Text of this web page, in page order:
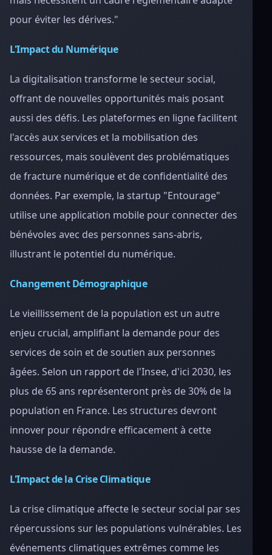
pour éviter les dérives."
L'Impact du Numérique
La digitalisation transforme le secteur social,
offrant de nouvelles opportunités mais posant
aussi des défis. Les plateformes en ligne facilitent
l'accès aux services et la mobilisation des
ressources, mais soulèvent des problématiques
de fracture numérique et de confidentialité des
données. Par exemple, la startup "Entourage"
utilise une application mobile pour connecter des
bénévoles avec des personnes sans-abris,
illustrant le potentiel du numérique.
Changement Démographique
Le vieillissement de la population est un autre
enjeu crucial, amplifiant la demande pour des
services de soin et de soutien aux personnes
âgées. Selon un rapport de l'Insee, d'ici 2030, les
plus de 65 ans représenteront près de 30% de la
population en France. Les structures devront
innover pour répondre efficacement à cette
hausse de la demande.
L'Impact de la Crise Climatique
La crise climatique affecte le secteur social par ses
répercussions sur les populations vulnérables. Les
événements climatiques extrêmes comme les